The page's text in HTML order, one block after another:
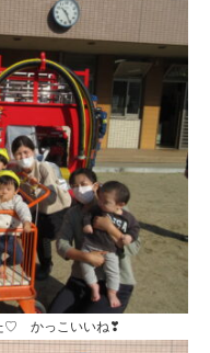
♡ かっこいいね❣